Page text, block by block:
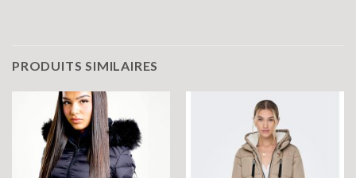
PRODUITS SIMILAIRES